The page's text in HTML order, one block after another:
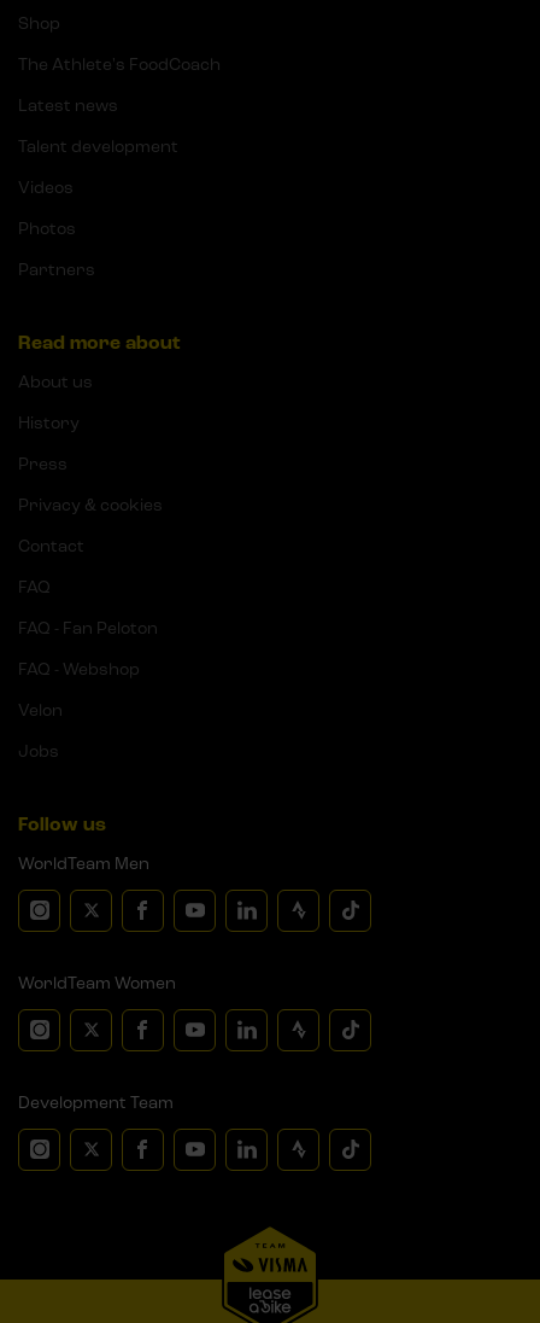
Shop
The Athlete's FoodCoach
Latest news
Talent development
Videos
Photos
Partners
Read more about
About us
History
Press
Privacy & cookies
Contact
FAQ
FAQ - Fan Peloton
FAQ - Webshop
Velon
Jobs
Follow us
WorldTeam Men
WorldTeam Women
Development Team